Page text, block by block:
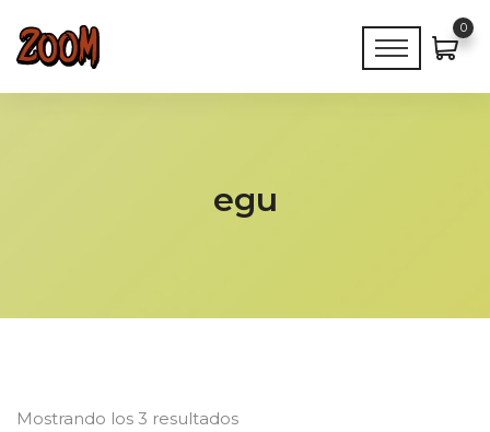
0
egu
Mostrando los 3 resultados